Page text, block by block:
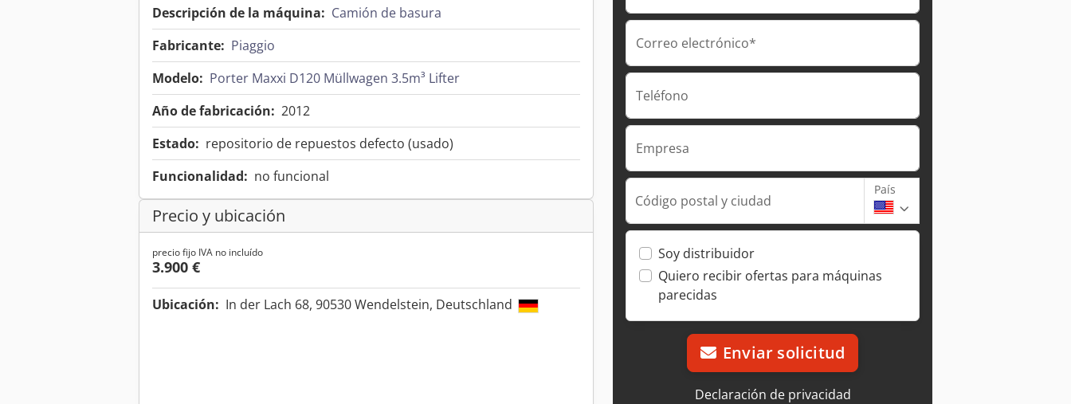
Descripción de la máquina: Camión de basura
Fabricante: Piaggio
Modelo: Porter Maxxi D120 Müllwagen 3.5m³ Lifter
Año de fabricación: 2012
Estado: repositorio de repuestos defecto (usado)
Funcionalidad: no funcional
Precio y ubicación
precio fijo IVA no incluído
3.900 €
Ubicación: In der Lach 68, 90530 Wendelstein, Deutschland
Correo electrónico*
Teléfono
Empresa
Código postal y ciudad
País
Soy distribuidor
Quiero recibir ofertas para máquinas
parecidas
Enviar solicitud
Declaración de privacidad